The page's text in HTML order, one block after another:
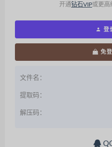
开通钻石VIP或更高
登
免
文件名：
提取码：
解压码：